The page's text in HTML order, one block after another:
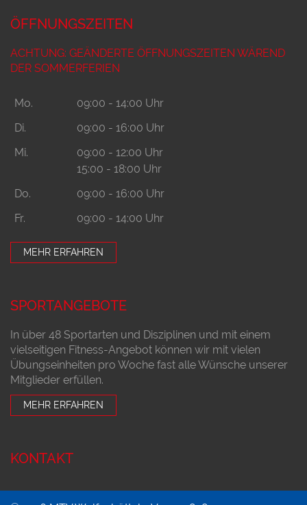
ÖFFNUNGSZEITEN
ACHTUNG: GEÄNDERTE ÖFFNUNGSZEITEN WÄREND
DER SOMMERFERIEN
Mo.
09:00 - 14:00 Uhr
Di.
09:00 - 16:00 Uhr
Mi.
09:00 - 12:00 Uhr
15:00 - 18:00 Uhr
Do.
09:00 - 16:00 Uhr
Fr.
09:00 - 14:00 Uhr
MEHR ERFAHREN
SPORTANGEBOTE
In über 48 Sportarten und Disziplinen und mit einem
vielseitigen Fitness-Angebot können wir mit vielen
Übungseinheiten pro Woche fast alle Wünsche unserer
Mitglieder erfüllen.
MEHR ERFAHREN
KONTAKT